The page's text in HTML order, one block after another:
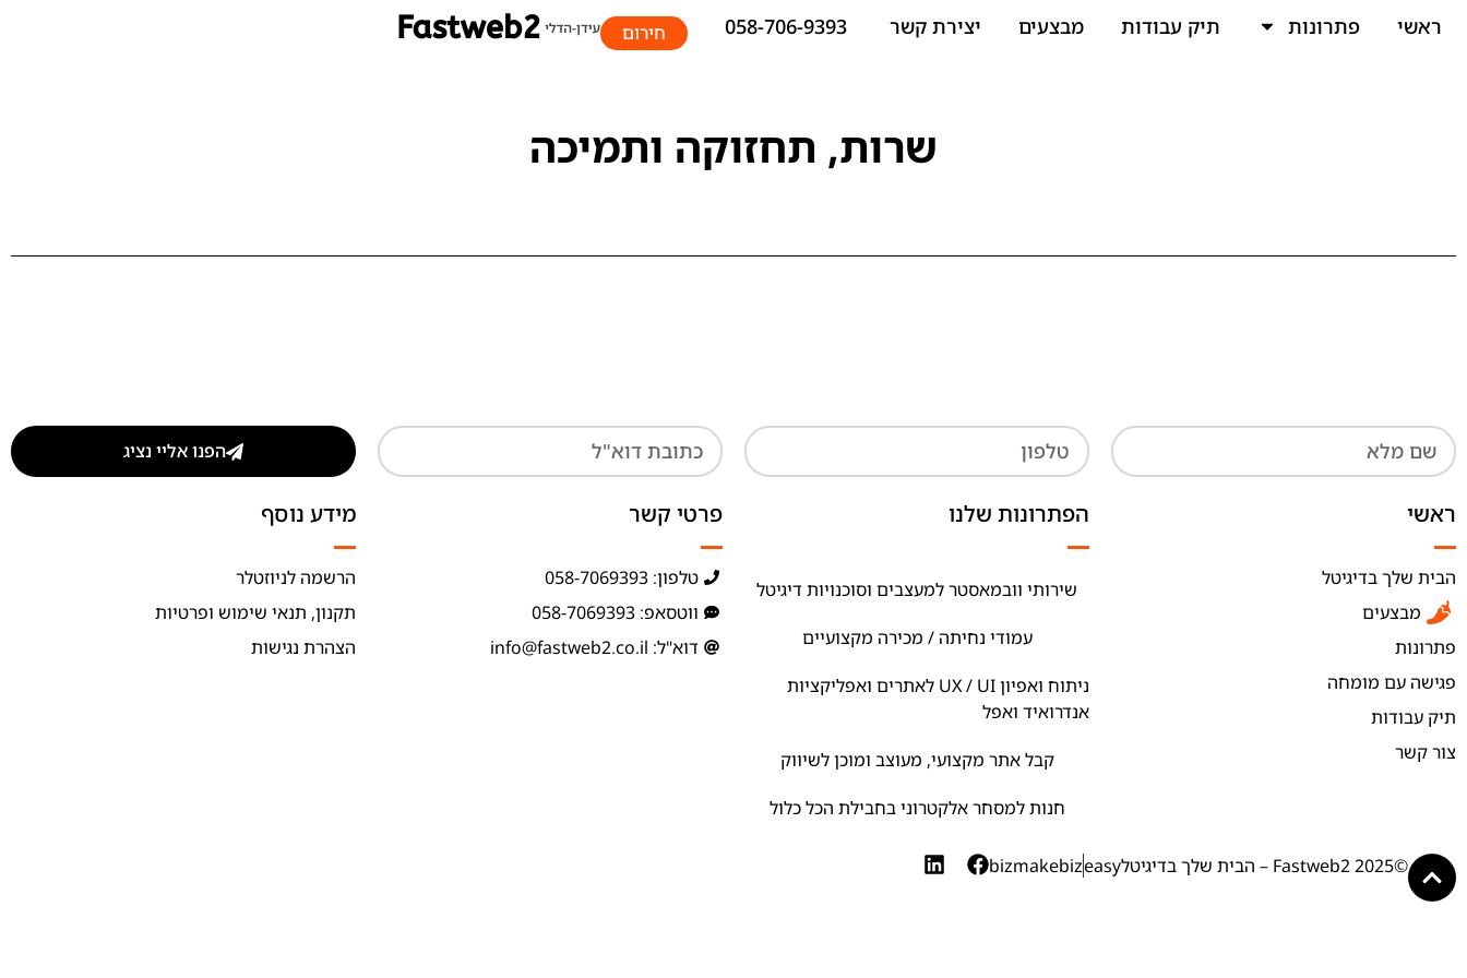
ראשי פתרונות תיק עבודות מבצעים יצירת קשר חירום
שרות, תחזוקה ותמיכה
הפנו אליי נציג
ראשי
הבית שלך בדיגיטל
מבצעים
פתרונות
פגישה עם מומחה
תיק עבודות
צור קשר
הפתרונות שלנו
שירותי וובמאסטר למעצבים וסוכנויות דיגיטל
עמודי נחיתה / מכירה מקצועיים
ניתוח ואפיון UX / UI לאתרים ואפליקציות
אנדרואיד ואפל
קבל אתר מקצועי, מעוצב ומוכן לשיווק
חנות למסחר אלקטרוני בחבילת הכל כלול
פרטי קשר
טלפון: 058-7069393
ווטסאפ: 058-7069393
דוא"ל: info@fastweb2.co.il
מידע נוסף
הרשמה לניוזטלר
תקנון, תנאי שימוש ופרטיות
הצהרת נגישות
©2025 Fastweb2 – הבית שלך בדיגיטל easy
bizmakebiz